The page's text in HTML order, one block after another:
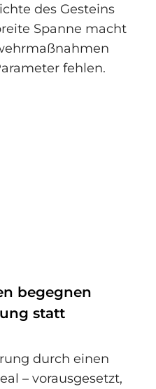
des Gesteins
Spanne macht
fehlen.
begegnen
statt
durch einen
– vorausgesetzt,